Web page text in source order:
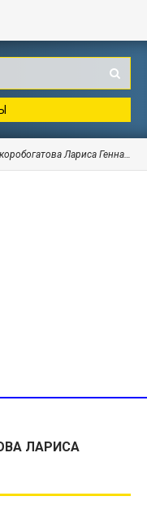
Лариса Геннадьевна
ЛАРИСА